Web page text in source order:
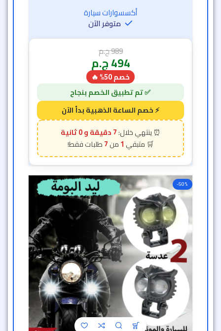
أكسسوارات سيارة
متوفر الآن
989ج.م
494ج.م
خصم 50% 🔥
6 دقيقة و 58 ثانية
1
7
-50%